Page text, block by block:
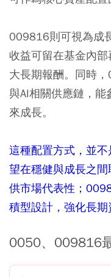
009816則可視為成
收益可留在基金內
大長期報酬。同時
與AI相關供應鏈，能
來成長。
這種配置方式，並
望在穩健與成長之
供市場代表性；
積型設計，強化長期
0050、009816